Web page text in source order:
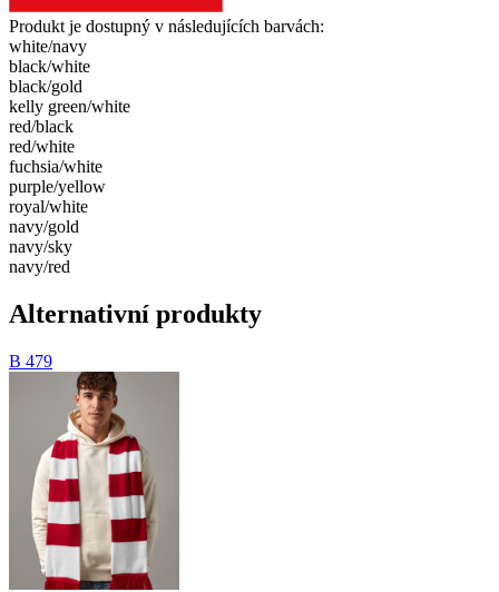
Produkt je dostupný v následujících barvách:
white/​navy
black/​white
black/​gold
kelly green/​white
red/​black
red/​white
fuchsia/​white
purple/​yellow
royal/​white
navy/​gold
navy/​sky
navy/​red
Alternativní produkty
B 479